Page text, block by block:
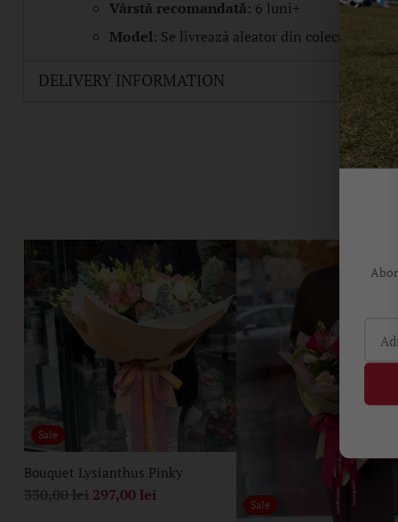
Vârstă recomandată: 6 luni+
Model: Se livrează aleator din colecția
DELIVERY INFORMATION
Sale
Bouquet Lysianthus Pinky
Regular
330,00 lei 297,00 lei
Sale